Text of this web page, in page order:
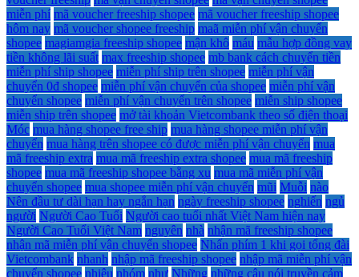
miễn phí mã voucher freeship shopee mã voucher freeship shopee
hôm nay mã voucher shopee freeship maã miễn phí vận chuyển
shopee magiamgia freeship shopee mận khô máu mẫu hợp đồng vay
tiền không lãi suất max freeship shopee mb bank cách chuyển tiền
miễn phí ship shopee miễn phí ship trên shopee miễn phí vận
chuyển 0đ shopee miễn phí vận chuyển của shopee miễn phí vận
chuyển shopee miễn phí vận chuyển trên shopee miễn ship shopee
miễn ship trên shopee mở tài khoản Vietcombank theo số điện thoại
Móc mua hàng shopee free ship mua hàng shopee miễn phí vận
chuyển mua hàng trên shopee có được miễn phí vận chuyển mua
mã freeship extra mua mã freeship extra shopee mua mã freeship
shopee mua mã freeship shopee bằng xu mua mã miễn phí vận
chuyển shopee mua shopee miễn phí vận chuyển mũi Muỗi nào
Nên đầu tư dài hạn hay ngắn hạn ngày freeship shopee nghiến ngủ
người Người Cao Tuổi Người cao tuổi nhất Việt Nam hiện nay
Người Cao Tuổi Việt Nam nguyên nhà nhận mã freeship shopee
nhận mã miễn phí vận chuyển shopee Nhấn phím 1 khi gọi tổng đài
Vietcombank nhanh nhập mã freeship shopee nhập mã miễn phí vận
chuyển shopee nhiêu nhóm như Những những câu nói truyền cảm